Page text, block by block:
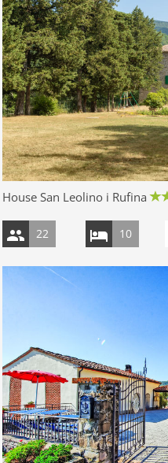
House San Leolino i Rufina
22 10